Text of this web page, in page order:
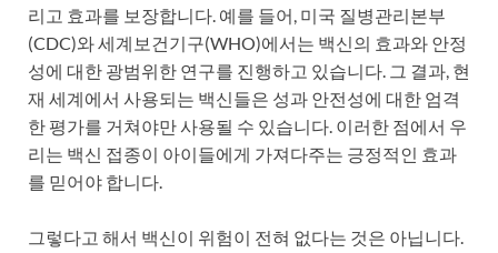
리고 효과를 보장합니다. 예를 들어, 미국 질병관리본부
(CDC)와 세계보건기구(WHO)에서는 백신의 효과와 안정
성에 대한 광범위한 연구를 진행하고 있습니다. 그 결과, 현
재 세계에서 사용되는 백신들은 성과 안전성에 대한 엄격
한 평가를 거쳐야만 사용될 수 있습니다. 이러한 점에서 우
리는 백신 접종이 아이들에게 가져다주는 긍정적인 효과
를 믿어야 합니다.
그렇다고 해서 백신이 위험이 전혀 없다는 것은 아닙니다.